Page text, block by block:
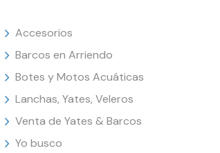
Accesorios
Barcos en Arriendo
Botes y Motos Acuáticas
Lanchas, Yates, Veleros
Venta de Yates & Barcos
Yo busco